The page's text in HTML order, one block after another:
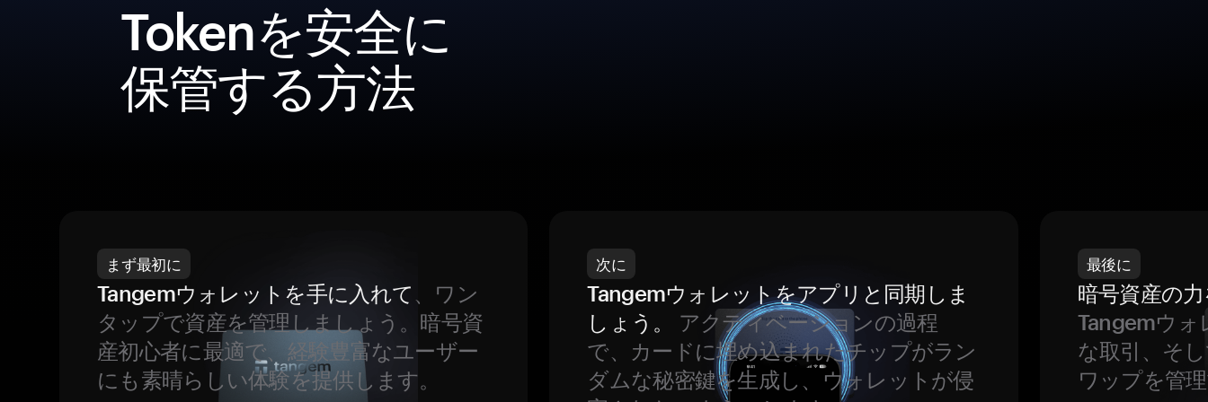
Tokenを安全に
保管する方法
まず最初に
Tangemウォレットを手に入れて、ワン
タップで資産を管理しましょう。暗号資
産初心者に最適で、経験豊富なユーザー
にも素晴らしい体験を提供します。
次に
Tangemウォレットをアプリと同期しま
しょう。
アクティベーションの過程
で、カードに埋め込まれたチップがラン
ダムな秘密鍵を生成し、ウォレットが侵
最後に
暗号資産の
Tangemウォ
な取引、そ
ワップを管